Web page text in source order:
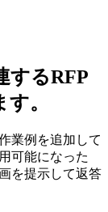
するRFP
。
業例を追加して
可能になった
を提示して返答